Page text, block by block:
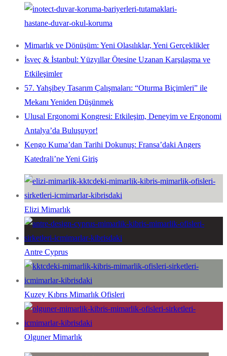
Mimarlık ve Dönüşüm: Yeni Olasılıklar, Yeni Gerçeklikler
İsveç & İstanbul: Yüzyıllar Ötesine Uzanan Karşılaşma ve
Etkileşimler
57. Yahşibey Tasarım Çalışmaları: “Oturma Biçimleri” ile
Mekanı Yeniden Düşünmek
Ulusal Ergonomi Kongresi: Etkileşim, Deneyim ve Ergonomi
Antalya’da Buluşuyor!
Kengo Kuma’dan Tarihi Dokunuş: Fransa’daki Angers
Katedrali’ne Yeni Giriş
Elizi Mimarlık
Antre Cyprus
Kuzey Kıbrıs Mimarlık Ofisleri
Olguner Mimarlık